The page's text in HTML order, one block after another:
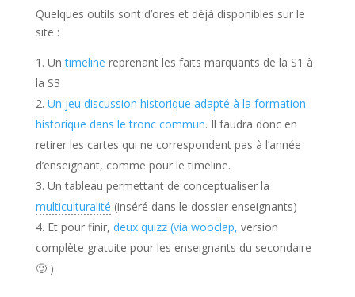
Quelques outils sont d’ores et déjà disponibles sur le
site :
Untimeline reprenant les faits marquants de la S1 à
la S3
Un jeu discussion historique adapté à la formation
historique dans le tronc commun. Il faudra donc en
retirer les cartes qui ne correspondent pas à l’année
d’enseignant, comme pour le timeline.
Un tableau permettant de conceptualiser la
multiculturalité (inséré dans le dossier enseignants)
Et pour finir, deux quizz (via wooclap, version
complète gratuite pour les enseignants du secondaire
🙂 )